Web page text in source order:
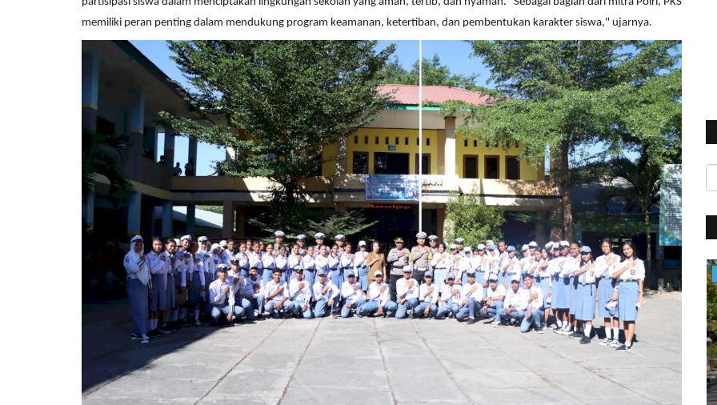
memiliki peran penting dalam mendukung program keamanan, ketertiban, dan pembentukan karakter siswa," ujarnya.
BERANDA BERANDA